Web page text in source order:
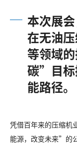
本次展
在无油
等领域
碳”目标
能路径。
凭借百年来的压缩机
能源，改变未来”的